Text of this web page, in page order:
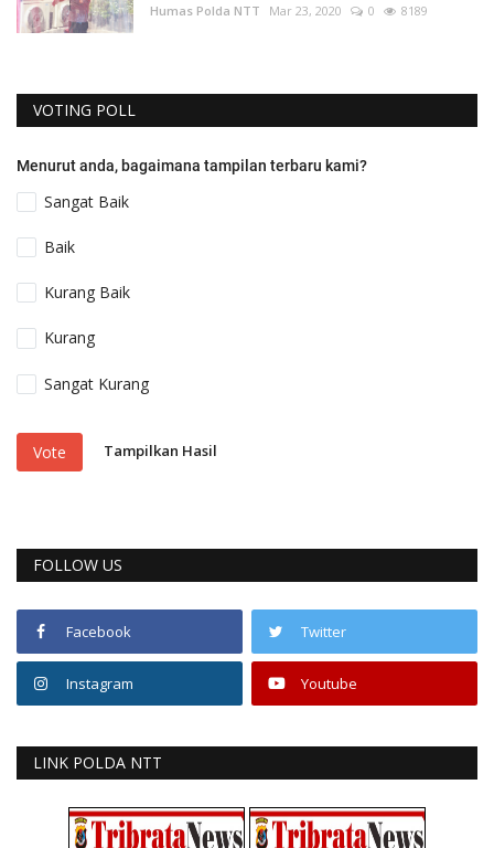
Humas Polda NTT Mar 23, 2020 0 8189
VOTING POLL
Menurut anda, bagaimana tampilan terbaru kami?
Sangat Baik
Baik
Kurang Baik
Kurang
Sangat Kurang
Vote Tampilkan Hasil
FOLLOW US
Facebook Twitter
Instagram Youtube
LINK POLDA NTT